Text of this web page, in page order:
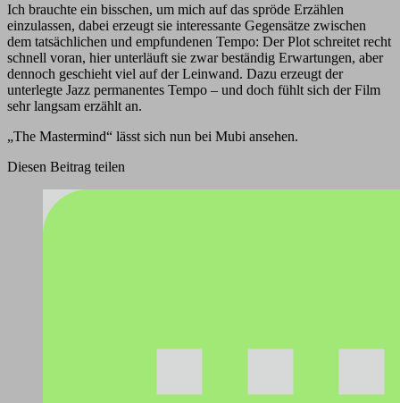
Ich brauchte ein bisschen, um mich auf das spröde Erzählen
einzulassen, dabei erzeugt sie interessante Gegensätze zwischen
dem tatsächlichen und empfundenen Tempo: Der Plot schreitet recht
schnell voran, hier unterläuft sie zwar beständig Erwartungen, aber
dennoch geschieht viel auf der Leinwand. Dazu erzeugt der
unterlegte Jazz permanentes Tempo – und doch fühlt sich der Film
sehr langsam erzählt an.
„The Mastermind“ lässt sich nun bei Mubi ansehen.
Diesen Beitrag teilen